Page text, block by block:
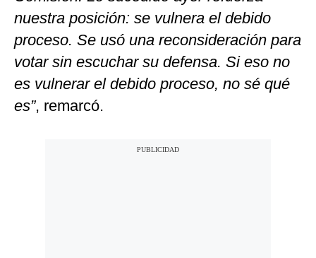
nuestra posición: se vulnera el debido
proceso. Se usó una reconsideración para
votar sin escuchar su defensa. Si eso no
es vulnerar el debido proceso, no sé qué
es”, remarcó.